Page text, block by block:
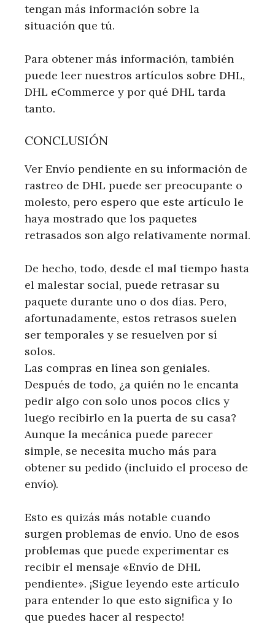
tengan más información sobre la
situación que tú.
Para obtener más información, también
puede leer nuestros artículos sobre DHL,
DHL eCommerce y por qué DHL tarda
tanto.
CONCLUSIÓN
Ver Envío pendiente en su información de
rastreo de DHL puede ser preocupante o
molesto, pero espero que este artículo le
haya mostrado que los paquetes
retrasados ​​son algo relativamente normal.
De hecho, todo, desde el mal tiempo hasta
el malestar social, puede retrasar su
paquete durante uno o dos días. Pero,
afortunadamente, estos retrasos suelen
ser temporales y se resuelven por sí
solos.
Las compras en línea son geniales.
Después de todo, ¿a quién no le encanta
pedir algo con solo unos pocos clics y
luego recibirlo en la puerta de su casa?
Aunque la mecánica puede parecer
simple, se necesita mucho más para
obtener su pedido (incluido el proceso de
envío).
Esto es quizás más notable cuando
surgen problemas de envío. Uno de esos
problemas que puede experimentar es
recibir el mensaje «Envío de DHL
pendiente». ¡Sigue leyendo este artículo
para entender lo que esto significa y lo
que puedes hacer al respecto!